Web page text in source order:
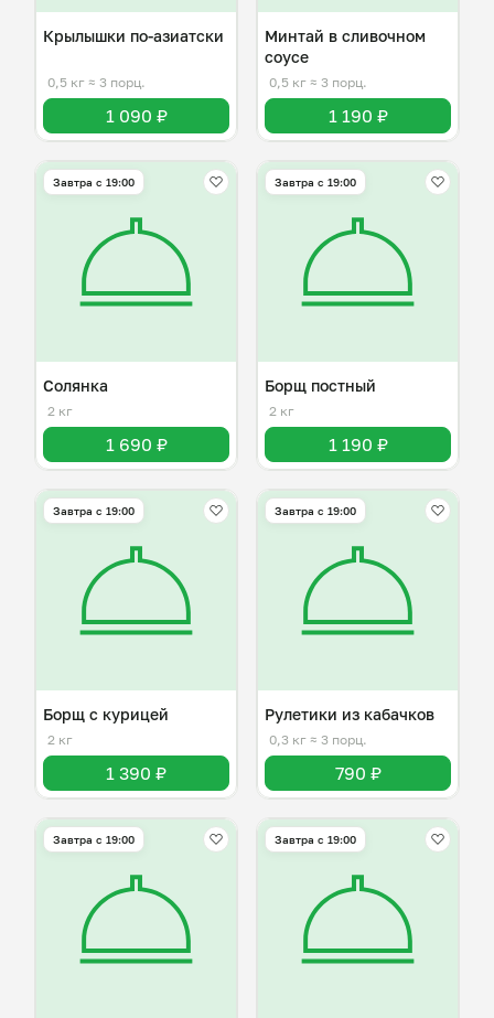
Крылышки по-азиатски
0,5 кг ≈ 3 порц.
1 090 ₽
Минтай в сливочном
соусе
0,5 кг ≈ 3 порц.
1 190 ₽
Завтра c 19:00
Солянка
2 кг
1 690 ₽
Завтра c 19:00
Борщ постный
2 кг
1 190 ₽
Завтра c 19:00
Борщ с курицей
2 кг
1 390 ₽
Завтра c 19:00
Рулетики из кабачков
0,3 кг ≈ 3 порц.
790 ₽
Завтра c 19:00 Завтра c 19:00